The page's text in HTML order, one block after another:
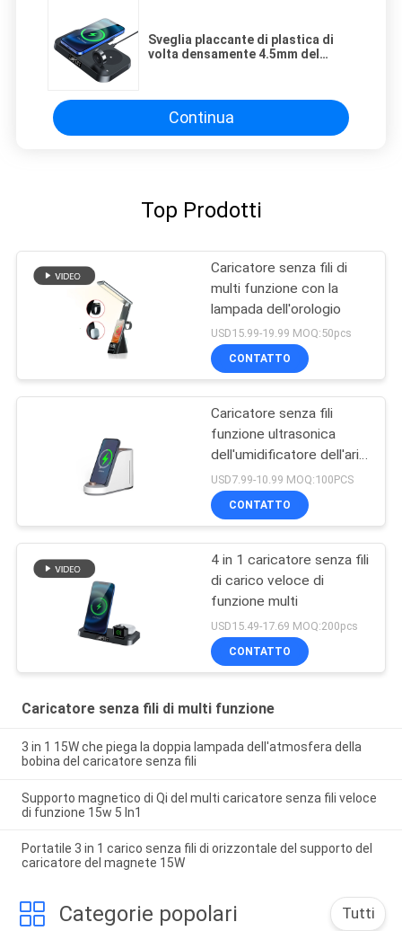
Sveglia placcante di plastica di
volta densamente 4.5mm del
Continua
Top Prodotti
Caricatore senza fili di
multi funzione con la
lampada dell'orologio
USD15.99-19.99 MOQ:50pcs
CONTATTO
Caricatore senza fili
funzione ultrasonica
dell'umidificatore dell'aria
di multi
USD7.99-10.99 MOQ:100PCS
CONTATTO
4 in 1 caricatore senza fili
di carico veloce di
funzione multi
USD15.49-17.69 MOQ:200pcs
CONTATTO
Caricatore senza fili di multi funzione
3 in 1 15W che piega la doppia lampada dell'atmosfera della
bobina del caricatore senza fili
Supporto magnetico di Qi del multi caricatore senza fili veloce
di funzione 15w 5 In1
Portatile 3 in 1 carico senza fili di orizzontale del supporto del
caricatore del magnete 15W
Categorie popolari Tutti